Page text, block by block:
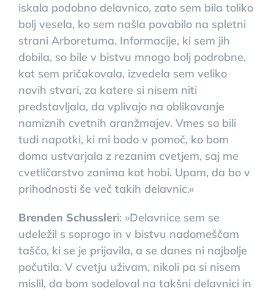
iskala podobno delavnico, zato sem bila toliko
bolj vesela, ko sem našla povabilo na spletni
strani Arboretuma. Informacije, ki sem jih
dobila, so bile v bistvu mnogo bolj podrobne,
kot sem pričakovala, izvedela sem veliko
novih stvari, za katere si nisem niti
predstavljala, da vplivajo na oblikovanje
namiznih cvetnih aranžmajev. Vmes so bili
tudi napotki, ki mi bodo v pomoč, ko bom
doma ustvarjala z rezanim cvetjem, saj me
cvetličarstvo zanima kot hobi. Upam, da bo v
prihodnosti še več takih delavnic.«
Brenden Schussleri: »Delavnice sem se
udeležil s soprogo in v bistvu nadomeščam
taščo, ki se je prijavila, a se danes ni najbolje
počutila. V cvetju uživam, nikoli pa si nisem
mislil, da bom sodeloval na takšni delavnici in